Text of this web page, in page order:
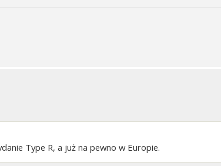
Type R, a już na pewno w Europie.